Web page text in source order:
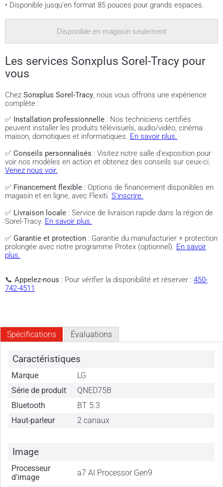
• Disponible jusqu'en format 85 pouces pour grands espaces.
Disponible en magasin seulement
Les services Sonxplus Sorel-Tracy pour
vous
Chez Sonxplus Sorel-Tracy, nous vous offrons une expérience
complète :
✅ Installation professionnelle : Nos techniciens certifiés
peuvent installer les produits télévisuels, audio/vidéo, cinéma
maison, domotiques et informatiques. En savoir plus.
✅ Conseils personnalisés : Visitez notre salle d'exposition pour
voir nos modèles en action et obtenez des conseils sur ceux-ci.
Venez nous voir.
✅ Financement flexible : Options de financement disponibles en
magasin et en ligne, avec Flexiti. S'inscrire.
✅ Livraison locale : Service de livraison rapide dans la région de
Sorel-Tracy. En savoir plus.
✅ Garantie et protection : Garantie du manufacturier + protection
prolongée avec notre programme Protex (optionnel). En savoir
plus.
📞 Appelez-nous : Pour vérifier la disponibilité et réserver : 450-
742-4511
Spécifications Évaluations
Caractéristiques
Marque
LG
Série de produit
QNED75B
Bluetooth
BT 5.3
Haut-parleur
2 canaux
Image
Processeur
d'image
a7 AI Processor Gen9